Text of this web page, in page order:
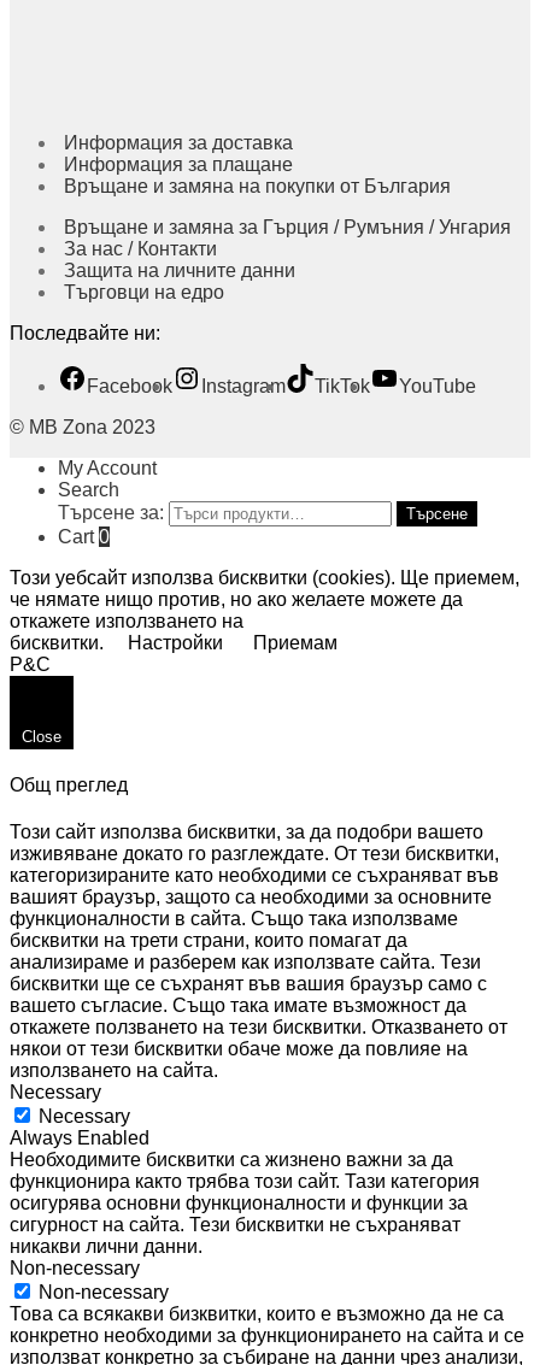
Информация за доставка
Информация за плащане
Връщане и замяна на покупки от България
Връщане и замяна за Гърция / Румъния / Унгария
За нас / Контакти
Защита на личните данни
Търговци на едро
Последвайте ни:
Facebook Instagram TikTok
YouTube
© MB Zona 2023
My Account
Search
Търсене за:
Търсене
Cart0
Този уебсайт използва бисквитки (cookies). Ще приемем,
че нямате нищо против, но ако желаете можете да
откажете използването на
бисквитки.
Настройки
Приемам
P&C
Close
Общ преглед
Този сайт използва бисквитки, за да подобри вашето
изживяване докато го разглеждате. От тези бисквитки,
категоризираните като необходими се съхраняват във
вашият браузър, защото са необходими за основните
функционалности в сайта. Също така използваме
бисквитки на трети страни, които помагат да
анализираме и разберем как използвате сайта. Тези
бисквитки ще се съхранят във вашия браузър само с
вашето съгласие. Също така имате възможност да
откажете ползването на тези бисквитки. Отказването от
някои от тези бисквитки обаче може да повлияе на
използването на сайта.
Necessary
Necessary
Always Enabled
Необходимите бисквитки са жизнено важни за да
функционира както трябва този сайт. Тази категория
осигурява основни функционалности и функции за
сигурност на сайта. Тези бисквитки не съхраняват
никакви лични данни.
Non-necessary
Non-necessary
Това са всякакви бизквитки, които е възможно да не са
конкретно необходими за функционирането на сайта и се
използват конкретно за събиране на данни чрез анализи,